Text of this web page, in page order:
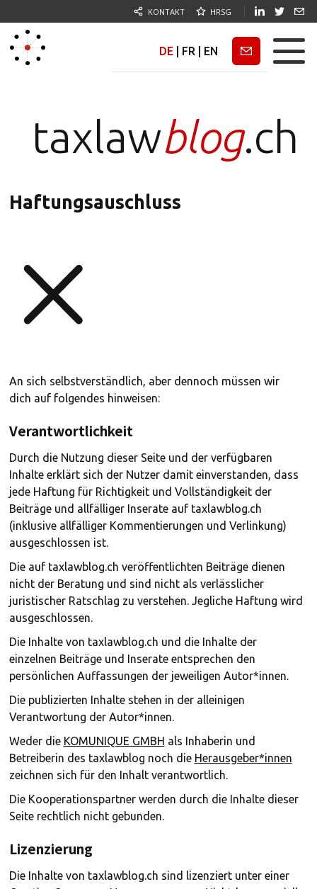
KONTAKT HRSG
DE FR EN Newsletter
taxlawblog.ch
Haftungsauschluss
An sich selbstverständlich, aber dennoch müssen wir
dich auf folgendes hinweisen:
Verantwortlichkeit
Durch die Nutzung dieser Seite und der verfügbaren
Inhalte erklärt sich der Nutzer damit einverstanden, dass
jede Haftung für Richtigkeit und Vollständigkeit der
Beiträge und allfälliger Inserate auf taxlawblog.ch
(inklusive allfälliger Kommentierungen und Verlinkung)
ausgeschlossen ist.
Die auf taxlawblog.ch veröffentlichten Beiträge dienen
nicht der Beratung und sind nicht als verlässlicher
juristischer Ratschlag zu verstehen. Jegliche Haftung wird
ausgeschlossen.
Die Inhalte von taxlawblog.ch und die Inhalte der
einzelnen Beiträge und Inserate entsprechen den
persönlichen Auffassungen der jeweiligen Autor*innen.
Die publizierten Inhalte stehen in der alleinigen
Verantwortung der Autor*innen.
Weder die KOMUNIQUE GMBH als Inhaberin und
Betreiberin des taxlawblog noch die Herausgeber*innen
zeichnen sich für den Inhalt verantwortlich.
Die Kooperationspartner werden durch die Inhalte dieser
Seite rechtlich nicht gebunden.
Lizenzierung
Die Inhalte von taxlawblog.ch sind lizenziert unter einer